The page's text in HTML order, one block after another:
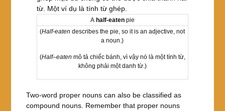
từ. Một ví dụ là tính từ ghép.
A half-eatenpie
(Half-eaten describes the pie, so it is an adjective, not
a noun.)
(Half–eaten mô tả chiếc bánh, vì vậy nó là một tính từ,
không phải một danh từ.)
Two-word proper nouns can also be classified as
compound nouns. Remember that proper nouns